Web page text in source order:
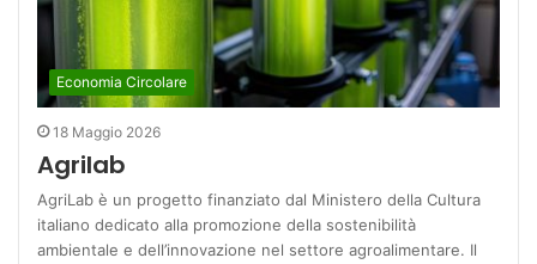
Economia Circolare
18 Maggio 2026
Agrilab
AgriLab è un progetto finanziato dal Ministero della Cultura
italiano dedicato alla promozione della sostenibilità
ambientale e dell’innovazione nel settore agroalimentare. Il